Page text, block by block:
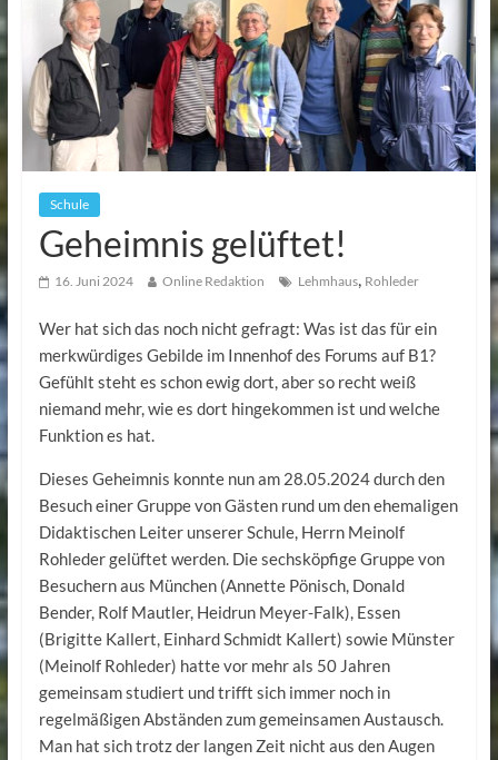
Schule
Geheimnis gelüftet!
16. Juni 2024 Online Redaktion Lehmhaus, Rohleder
Wer hat sich das noch nicht gefragt: Was ist das für ein
merkwürdiges Gebilde im Innenhof des Forums auf B1?
Gefühlt steht es schon ewig dort, aber so recht weiß
niemand mehr, wie es dort hingekommen ist und welche
Funktion es hat.
Dieses Geheimnis konnte nun am 28.05.2024 durch den
Besuch einer Gruppe von Gästen rund um den ehemaligen
Didaktischen Leiter unserer Schule, Herrn Meinolf
Rohleder gelüftet werden. Die sechsköpfige Gruppe von
Besuchern aus München (Annette Pönisch, Donald
Bender, Rolf Mautler, Heidrun Meyer-Falk), Essen
(Brigitte Kallert, Einhard Schmidt Kallert) sowie Münster
(Meinolf Rohleder) hatte vor mehr als 50 Jahren
gemeinsam studiert und trifft sich immer noch in
regelmäßigen Abständen zum gemeinsamen Austausch.
Man hat sich trotz der langen Zeit nicht aus den Augen